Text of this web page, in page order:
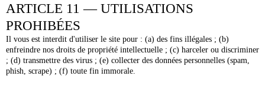
ARTICLE 11 — UTILISATIONS
PROHIBÉES
Il vous est interdit d'utiliser le site pour : (a) des fins illégales ; (b)
enfreindre nos droits de propriété intellectuelle ; (c) harceler ou discriminer
; (d) transmettre des virus ; (e) collecter des données personnelles (spam,
phish, scrape) ; (f) toute fin immorale.